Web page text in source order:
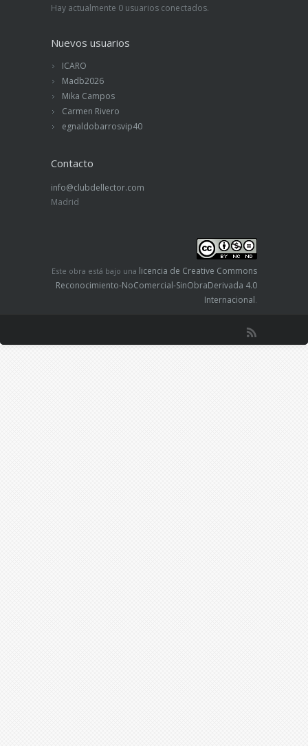
Hay actualmente 0 usuarios conectados.
Nuevos usuarios
ICARO
Madb2026
Mika Campos
Carmen Rivero
egnaldobarrosvip40
Contacto
info@clubdellector.com
Madrid
Este obra está bajo una licencia de Creative Commons
Reconocimiento-NoComercial-SinObraDerivada 4.0
Internacional